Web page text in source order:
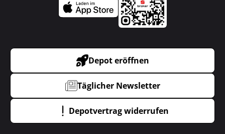
Depot eröffnen
Täglicher Newsletter
Depotvertrag widerrufen